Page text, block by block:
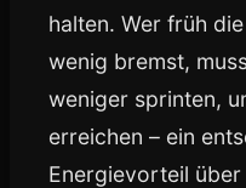
halten. Wer früh
wenig bremst,
weniger sprinten,
erreichen – ein
Energievorteil